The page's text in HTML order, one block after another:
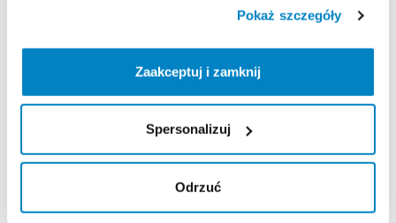
Pokaż szczegóły
Zaakceptuj i zamknij
Spersonalizuj
Odrzuć
osób o wadze od 40
kg
do 60 kg.
Strona produktu w sklepie
Zasady wypożyczenia